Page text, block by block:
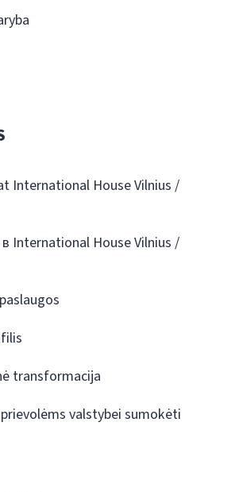
International House Vilnius /
International House Vilnius /
transformacija
valstybei sumokėti